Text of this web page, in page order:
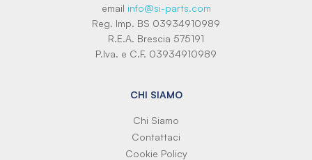
email info@si-parts.com
Reg. Imp. BS 03934910989
R.E.A. Brescia 575191
P.Iva. e C.F. 03934910989
CHI SIAMO
Chi Siamo
Contattaci
Cookie Policy